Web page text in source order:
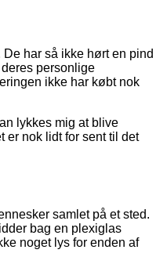
har så ikke hørt en pind
personlige
ikke har købt nok
lykkes mig at blive
er nok lidt for sent til det
samlet på et sted.
bag en plexiglas
noget lys for enden af